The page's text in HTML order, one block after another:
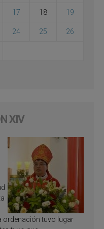
17 18 19
24 25 26
XIV
ordenación tuvo lugar